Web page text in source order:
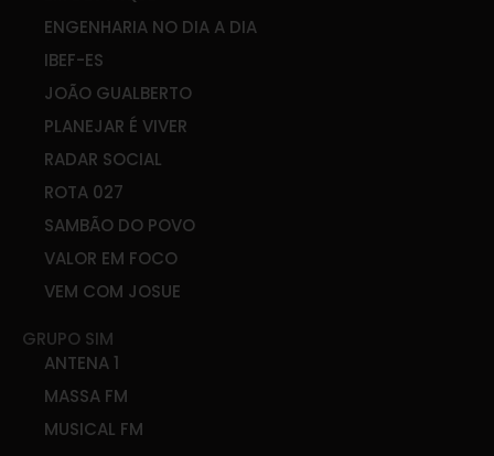
ENGENHARIA NO DIA A DIA
IBEF-ES
JOÃO GUALBERTO
PLANEJAR É VIVER
RADAR SOCIAL
ROTA 027
SAMBÃO DO POVO
VALOR EM FOCO
VEM COM JOSUE
GRUPO SIM
ANTENA 1
MASSA FM
MUSICAL FM